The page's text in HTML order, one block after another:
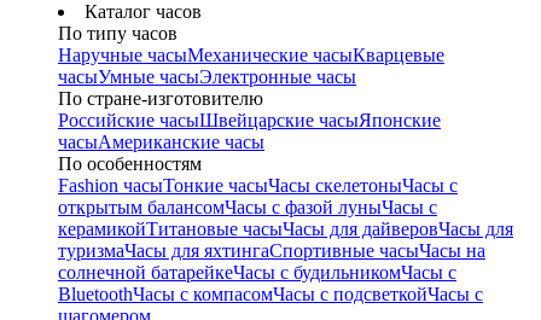
Каталог часов
По типу часов
Наручные часыМеханические часыКварцевые
часыУмные часыЭлектронные часы
По стране-изготовителю
Российские часыШвейцарские часыЯпонские
часыАмериканские часы
По особенностям
Fashion часыТонкие часыЧасы скелетоныЧасы с
открытым балансомЧасы с фазой луныЧасы с
керамикойТитановые часыЧасы для дайверовЧасы для
туризмаЧасы для яхтингаСпортивные часыЧасы на
солнечной батарейкеЧасы с будильникомЧасы с
BluetoothЧасы с компасомЧасы с подсветкойЧасы с
шагомером